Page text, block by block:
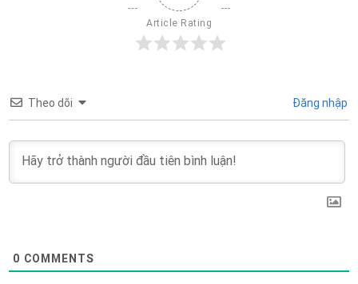
Article Rating
Theo dõi Đăng nhập
0 COMMENTS